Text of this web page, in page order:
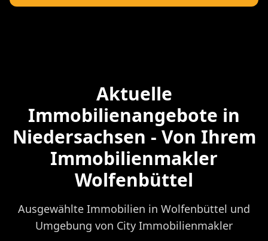
Aktuelle
Immobilienangebote in
Niedersachsen - Von Ihrem
Immobilienmakler
Wolfenbüttel
Ausgewählte Immobilien in Wolfenbüttel und
Umgebung von City Immobilienmakler